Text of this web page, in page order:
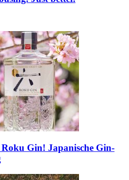
Roku Gin! Japanische Gin-